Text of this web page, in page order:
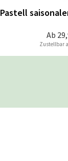
Ab
Pastell
Zustellbar